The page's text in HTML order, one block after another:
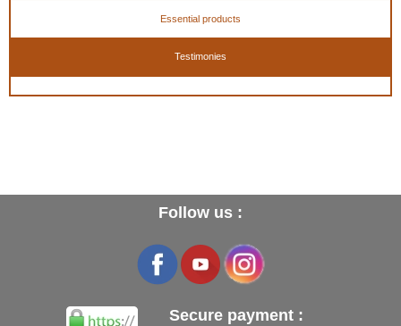
Essential products
Testimonies
Follow us :
Secure payment :